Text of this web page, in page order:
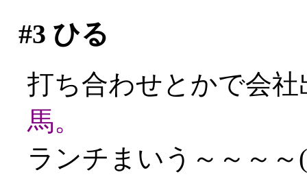
#3 ひる
打ち合わせとかで会
馬。
ランチまいう～～～～